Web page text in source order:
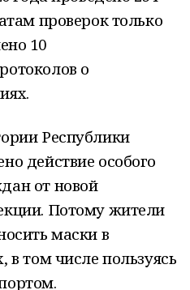
проверок только
10
о
Республики
действие особого
от новой
Потому жители
маски в
в том числе пользуясь